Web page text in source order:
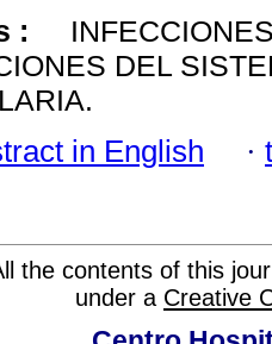
:
DEL
in English ·
the contents of this
under a Creative